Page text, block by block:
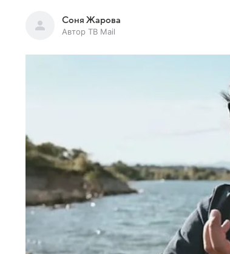
Соня Жарова
Автор ТВ Mail